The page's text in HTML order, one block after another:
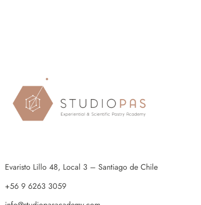
Evaristo Lillo 48, Local 3 – Santiago de Chile
+56 9 6263 3059